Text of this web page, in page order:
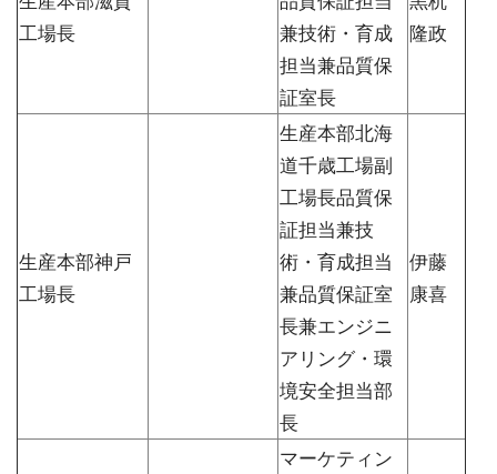
工場長
兼技術・育成
担当兼品質保
証室長
隆政
生産本部神戸
工場長
生産本部北海
道千歳工場副
工場長品質保
証担当兼技
術・育成担当
兼品質保証室
長兼エンジニ
アリング・環
境安全担当部
長
伊藤
康喜
マーケティン